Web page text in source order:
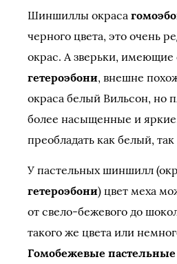
Шиншиллы окраса
черного цвета, это очень
окрас. А зверьки, имеющие
гетероэбони, внешне
окраса белый Вильсон, но
более насыщенные и
преобладать как белый,
У пастельных шиншилл
гетероэбони) цвет меха
от свело-бежевого до
такого же цвета или
Гомобежевые